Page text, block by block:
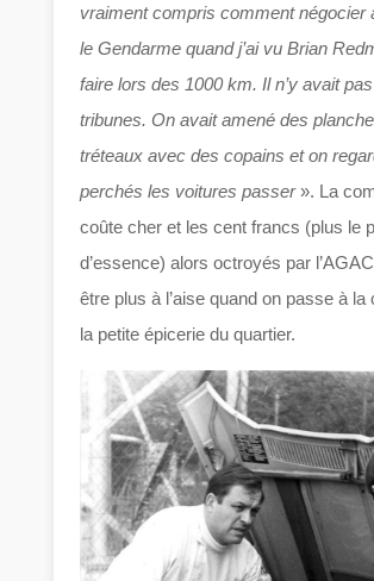
vraiment compris comment négocier
le Gendarme quand j’ai vu Brian
faire lors des 1000 km. Il n’y avait
tribunes. On avait amené des
tréteaux avec des copains et on
perchés les voitures passer». La
coûte cher et les cent francs (plus le
d’essence) alors octroyés par
être plus à l’aise quand on passe à la
la petite épicerie du quartier.